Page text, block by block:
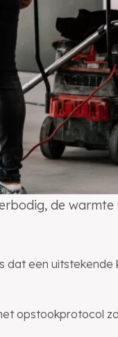
de
een uitstekende
opstookprotocol